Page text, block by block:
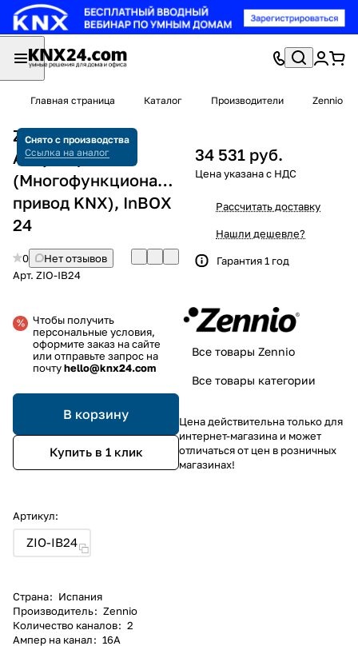
Главная страница Каталог Производители Zennio
Снято с производства
Ссылка на аналог
Zennio ZIO-IB24
Актуатор
(Многофункциональный
привод KNX), InBOX
24
0
Нет отзывов
Арт. ZIO-IB24
Чтобы получить
персональные условия,
оформите заказ на сайте
или отправьте запрос на
почтуhello@knx24.com
В корзину
Купить в 1 клик
Артикул:
ZIO-IB24
Страна: Испания
Производитель: Zennio
Количество каналов: 2
Ампер на канал: 16А
34 531 руб.
Рассчитать доставку
Нашли дешевле?
Гарантия 1 год
Все товары Zennio
Все товары категории
Цена действительна только для
интернет-магазина и может
отличаться от цен в розничных
магазинах!